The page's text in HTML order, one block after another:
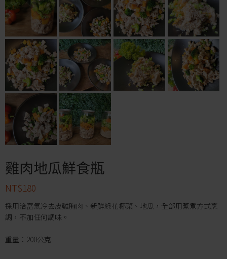
雞肉地瓜鮮食瓶
NT$180
採用洽富氣冷去皮雞胸肉、新鮮綠花椰菜、地瓜，全部用蒸煮方式烹
調，不加任何調味。
重量：200公克